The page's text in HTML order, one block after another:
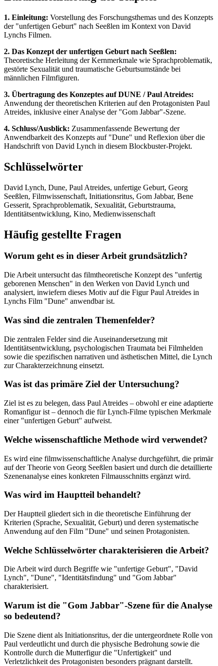
1. Einleitung: Vorstellung des Forschungsthemas und des Konzepts
der "unfertigen Geburt" nach Seeßlen im Kontext von David
Lynchs Filmen.
2. Das Konzept der unfertigen Geburt nach Seeßlen:
Theoretische Herleitung der Kernmerkmale wie Sprachproblematik,
gestörte Sexualität und traumatische Geburtsumstände bei
männlichen Filmfiguren.
3. Übertragung des Konzeptes auf DUNE / Paul Atreides:
Anwendung der theoretischen Kriterien auf den Protagonisten Paul
Atreides, inklusive einer Analyse der "Gom Jabbar"-Szene.
4. Schluss/Ausblick: Zusammenfassende Bewertung der
Anwendbarkeit des Konzepts auf "Dune" und Reflexion über die
Handschrift von David Lynch in diesem Blockbuster-Projekt.
Schlüsselwörter
David Lynch, Dune, Paul Atreides, unfertige Geburt, Georg
Seeßlen, Filmwissenschaft, Initiationsritus, Gom Jabbar, Bene
Gesserit, Sprachproblematik, Sexualität, Geburtstrauma,
Identitätsentwicklung, Kino, Medienwissenschaft
Häufig gestellte Fragen
Worum geht es in dieser Arbeit grundsätzlich?
Die Arbeit untersucht das filmtheoretische Konzept des "unfertig
geborenen Menschen" in den Werken von David Lynch und
analysiert, inwiefern dieses Motiv auf die Figur Paul Atreides in
Lynchs Film "Dune" anwendbar ist.
Was sind die zentralen Themenfelder?
Die zentralen Felder sind die Auseinandersetzung mit
Identitätsentwicklung, psychologischen Traumata bei Filmhelden
sowie die spezifischen narrativen und ästhetischen Mittel, die Lynch
zur Charakterzeichnung einsetzt.
Was ist das primäre Ziel der Untersuchung?
Ziel ist es zu belegen, dass Paul Atreides – obwohl er eine adaptierte
Romanfigur ist – dennoch die für Lynch-Filme typischen Merkmale
einer "unfertigen Geburt" aufweist.
Welche wissenschaftliche Methode wird verwendet?
Es wird eine filmwissenschaftliche Analyse durchgeführt, die primär
auf der Theorie von Georg Seeßlen basiert und durch die detaillierte
Szenenanalyse eines konkreten Filmausschnitts ergänzt wird.
Was wird im Hauptteil behandelt?
Der Hauptteil gliedert sich in die theoretische Einführung der
Kriterien (Sprache, Sexualität, Geburt) und deren systematische
Anwendung auf den Film "Dune" und seinen Protagonisten.
Welche Schlüsselwörter charakterisieren die Arbeit?
Die Arbeit wird durch Begriffe wie "unfertige Geburt", "David
Lynch", "Dune", "Identitätsfindung" und "Gom Jabbar"
charakterisiert.
Warum ist die "Gom Jabbar"-Szene für die Analyse
so bedeutend?
Die Szene dient als Initiationsritus, der die untergeordnete Rolle von
Paul verdeutlicht und durch die physische Bedrohung sowie die
Kontrolle durch die Mutterfigur die "Unfertigkeit" und
Verletzlichkeit des Protagonisten besonders prägnant darstellt.